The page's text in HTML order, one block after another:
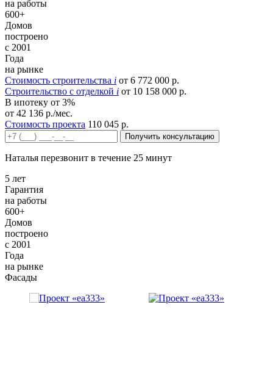
на работы
600+
Домов
построено
с 2001
Года
на рынке
Стоимость строительства i от 6 772 000 р.
Строительство c отделкой i от 10 158 000 р.
В ипотеку от 3%
от 42 136 р./мес.
Стоимость проекта 110 045 р.
Получить консультацию
Наталья перезвонит в течение 25 минут
5 лет
Гарантия
на работы
600+
Домов
построено
с 2001
Года
на рынке
Фасады